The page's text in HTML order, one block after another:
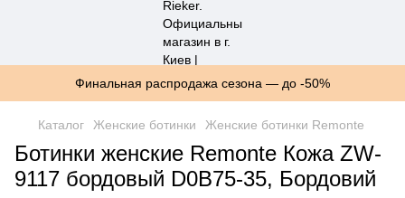
Финальная распродажа сезона — до -50%
Каталог Женские ботинки Женские ботинки Remonte
Ботинки женские Remonte Кожа ZW-
9117 бордовый D0B75-35, Бордовий